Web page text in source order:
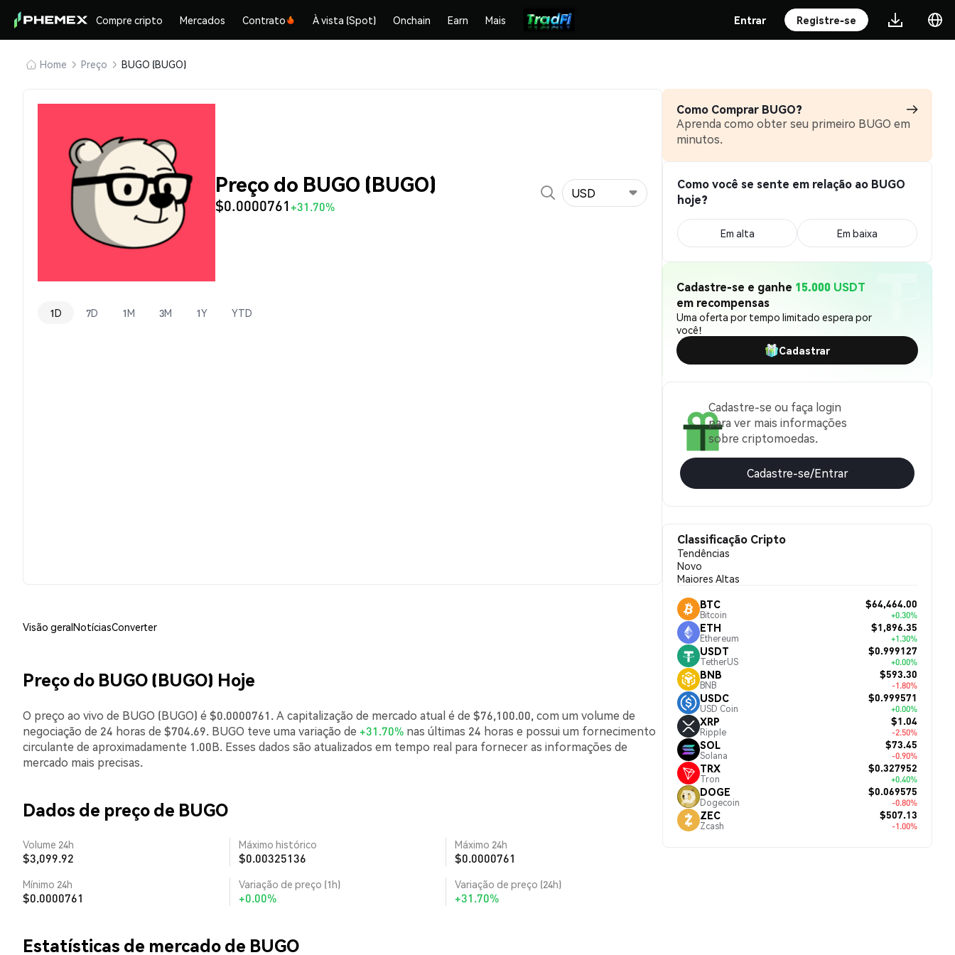
Compre cripto Mercados Contrato À vista (Spot) Onchain Earn Mais Entrar Registre-se
Home Preço BUGO (BUGO)
Preço do BUGO (BUGO)
$0.0000761+31.70%
USD
1D 7D 1M 3M 1Y YTD
Visão geralNotíciasConverter
Preço do BUGO (BUGO) Hoje
O preço ao vivo de BUGO (BUGO) é $0.0000761. A capitalização de mercado atual é de $76,100.00, com um volume de
negociação de 24 horas de $704.69. BUGO teve uma variação de +31.70% nas últimas 24 horas e possui um fornecimento
circulante de aproximadamente 1.00B. Esses dados são atualizados em tempo real para fornecer as informações de
mercado mais precisas.
Dados de preço de BUGO
Volume 24h
$3,099.92
Máximo histórico
$0.00325136
Máximo 24h
$0.0000761
Mínimo 24h
$0.0000761
Variação de preço (1h)
+0.00%
Variação de preço (24h)
+31.70%
Estatísticas de mercado de BUGO
Como Comprar BUGO?
Aprenda como obter seu primeiro BUGO em
minutos.
Como você se sente em relação ao BUGO
hoje?
Em alta Em baixa
Cadastre-se e ganhe 15.000 USDT
em recompensas
Uma oferta por tempo limitado espera por
você!
Cadastrar
Cadastre-se ou faça login
para ver mais informações
sobre criptomoedas.
Cadastre-se/Entrar
Classificação Cripto
Tendências
Novo
Maiores Altas
BTC
Bitcoin
$64,464.00
+0.30%
ETH
Ethereum
$1,896.35
+1.30%
USDT
TetherUS
$0.999127
+0.00%
BNB
BNB
$593.30
-1.80%
USDC
USD Coin
$0.999571
+0.00%
XRP
Ripple
$1.04
-2.50%
SOL
Solana
$73.45
-0.90%
TRX
Tron
$0.327952
+0.40%
DOGE
Dogecoin
$0.069575
-0.80%
ZEC
Zcash
$507.13
-1.00%